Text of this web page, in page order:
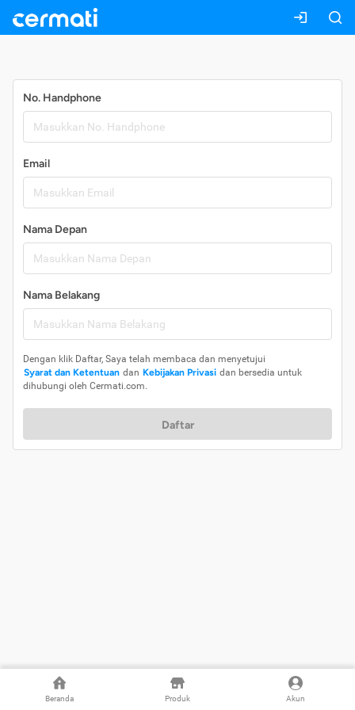
Beranda Produk Akun
No. Handphone
Email
Nama Depan
Nama Belakang
Dengan klik Daftar, Saya telah membaca dan menyetujui
Syarat dan Ketentuan dan Kebijakan Privasi dan bersedia untuk
dihubungi oleh Cermati.com.
Daftar